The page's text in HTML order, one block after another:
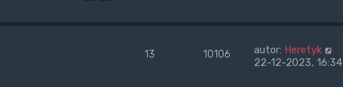
13 10106 autor: Heretyk
22-12-2023, 16:34